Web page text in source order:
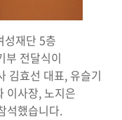
재단 5층
부 전달식이
김효선 대표, 유슬기
이사장, 노지은
석했습니다.